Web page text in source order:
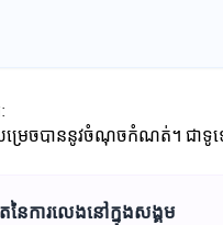
ម្រេចបាននូវចំណុចកំណត់។ ជាទូទ
នៃការលេងនៅក្នុងសង្គម